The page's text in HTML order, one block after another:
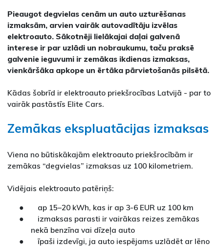
Pieaugot degvielas cenām un auto uzturēšanas
izmaksām, arvien vairāk autovadītāju izvēlas
elektroauto. Sākotnēji lielākajai daļai galvenā
interese ir par uzlādi un nobraukumu, taču praksē
galvenie ieguvumi ir zemākas ikdienas izmaksas,
vienkāršāka apkope un ērtāka pārvietošanās pilsētā.
Kādas šobrīd ir elektroauto priekšrocības Latvijā - par to
vairāk pastāstīs Elite Cars.
Zemākas ekspluatācijas izmaksas
Viena no būtiskākajām elektroauto priekšrocībām ir
zemākas “degvielas” izmaksas uz 100 kilometriem.
Vidējais elektroauto patēriņš:
● ap 15–20 kWh, kas ir ap 3-6 EUR uz 100 km
● izmaksas parasti ir vairākas reizes zemākas
nekā benzīna vai dīzeļa auto
● īpaši izdevīgi, ja auto iespējams uzlādēt ar lēno